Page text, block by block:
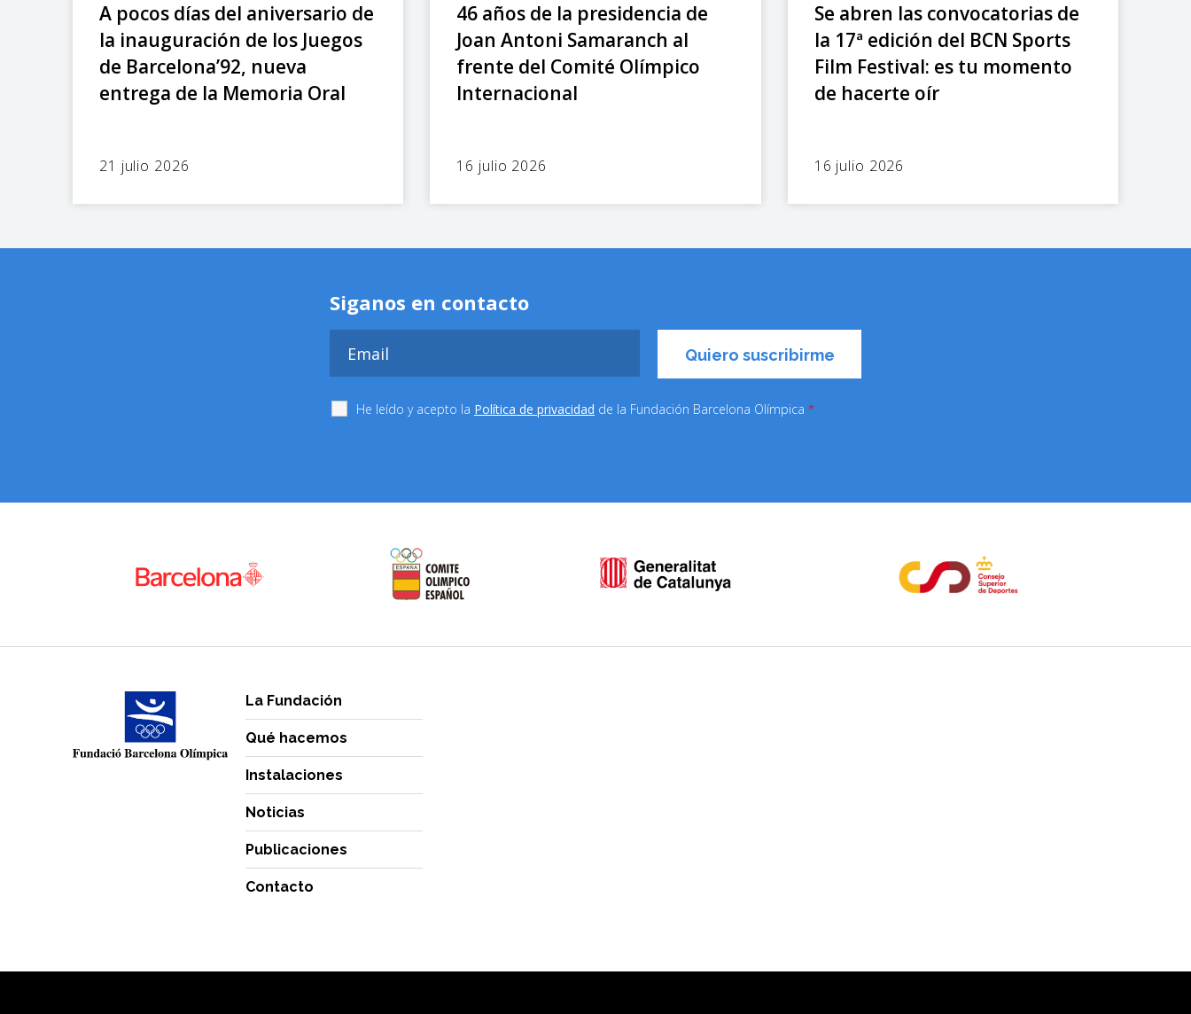
A pocos días del aniversario de
la inauguración de los Juegos
de Barcelona’92, nueva
entrega de la Memoria Oral
21 julio 2026
46 años de la presidencia de
Joan Antoni Samaranch al
frente del Comité Olímpico
Internacional
16 julio 2026
Se abren las convocatorias de
la 17ª edición del BCN Sports
Film Festival: es tu momento
de hacerte oír
16 julio 2026
Siganos en contacto
He leído y acepto la Política de privacidad de la Fundación Barcelona Olímpica *
La Fundación
Qué hacemos
Instalaciones
Noticias
Publicaciones
Contacto